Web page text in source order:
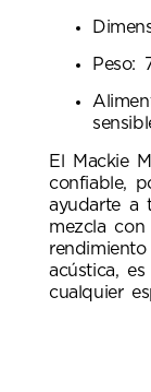
Peso:
El Mackie
confiable,
ayudarte a
mezcla con
acústica,
cualquier